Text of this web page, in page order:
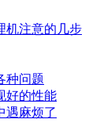
机注意的几步
种问题
好的性能
遇麻烦了